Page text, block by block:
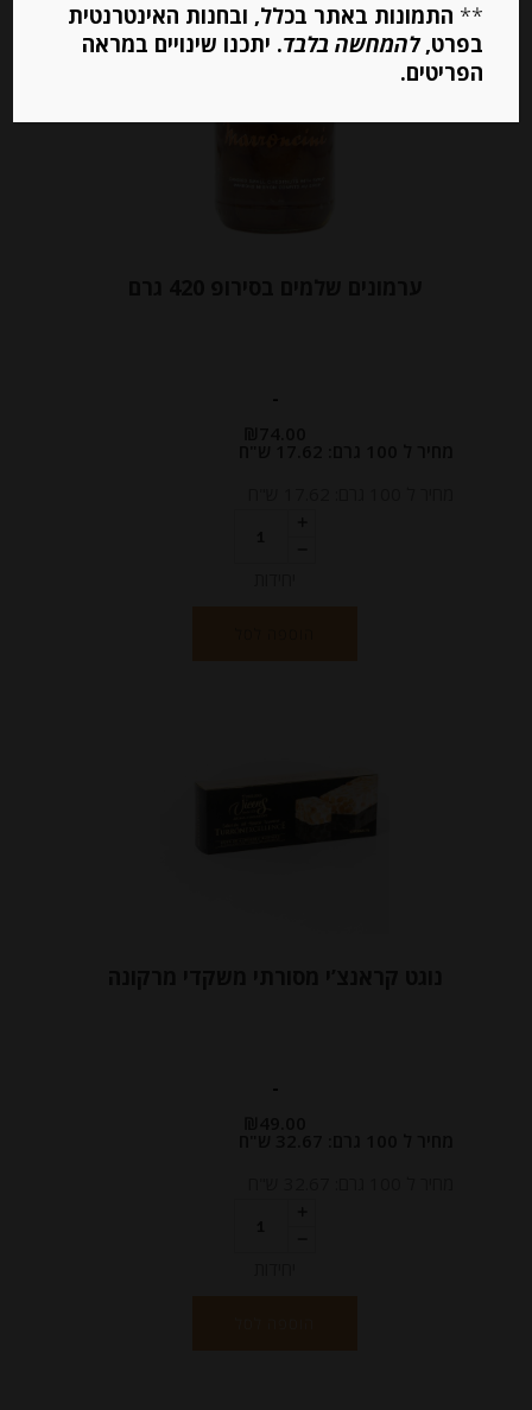
Out of
Stock
-
-
** התמונות באתר בכלל, ובחנות האינטרנטית
בפרט,להמחשה בלבד. יתכנו שינויים במראה
הפריטים.